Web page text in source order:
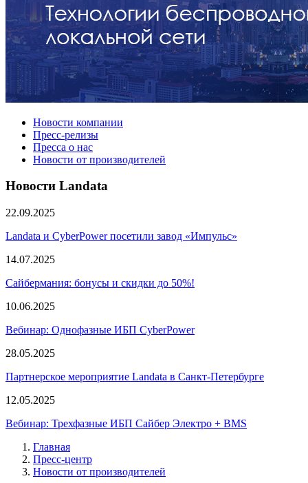
Новости компании
Пресс-релизы
Пресса о нас
Новости от производителей
Новости Landata
22.09.2025
Landata и CyberPower посетили завод «Импульс»
14.07.2025
Сайбермания: бонусы и скидки до 50%!
10.06.2025
Вебинар: Однофазные ИБП CyberPower
28.05.2025
Партнерское мероприятие Landata в Санкт-Петербурге
12.05.2025
Вебинар: Трехфазные ИБП Сайбер Электро + BMS
Главная
Пресс-центр
Новости от производителей